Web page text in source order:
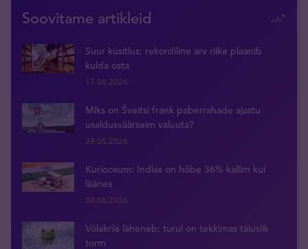
Soovitame artikleid
Suur küsitlus: rekordiline arv riike plaanib
kulda osta
17.06.2026
Miks on Šveitsi frank paberrahade ajastu
usaldusväärseim valuuta?
29.05.2026
Kurioosum: Indias on hõbe 36% kallim kui
läänes
30.06.2026
Võlakriis läheneb: turul on tekkimas täiuslik
torm